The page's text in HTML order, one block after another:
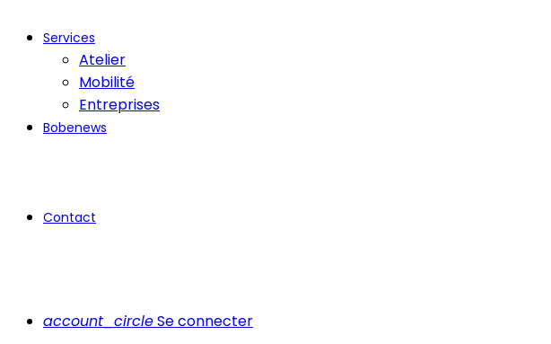
Services
Atelier
Mobilité
Entreprises
Bobenews
Contact
account_circleSe connecter